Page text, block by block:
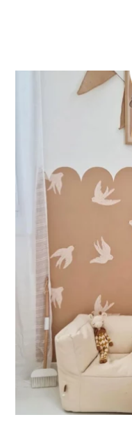
Ideale per pareti in cui
🔹 Mezza altezza
Perfetto per pareti con
inferiore oppure per
concentra il design
Progettato per pareti
effetto ampio e
🔹 Verticale
Ideale per spazi in cui
(scale, pareti strette e